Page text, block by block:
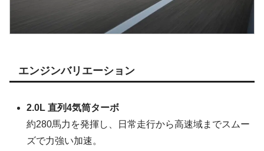
エンジンバリエーション
2.0L 直列4気筒ターボ
約280馬力を発揮し、日常走行から高速域までスムー
ズで力強い加速。